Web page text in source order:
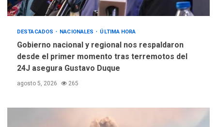
DESTACADOS NACIONALES ÚLTIMA HORA
Gobierno nacional y regional nos respaldaron
desde el primer momento tras terremotos del
24J asegura Gustavo Duque
agosto 5, 2026 265